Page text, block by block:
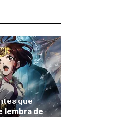
que
lembra de